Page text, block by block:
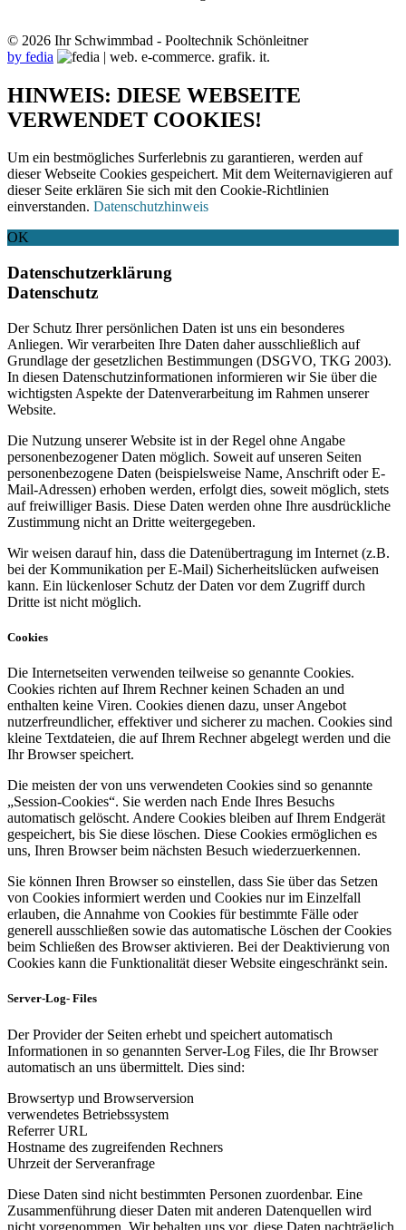
© 2026 Ihr Schwimmbad - Pooltechnik Schönleitner
by fedia
HINWEIS: DIESE WEBSEITE
VERWENDET COOKIES!
Um ein bestmögliches Surferlebnis zu garantieren, werden auf
dieser Webseite Cookies gespeichert. Mit dem Weiternavigieren auf
dieser Seite erklären Sie sich mit den Cookie-Richtlinien
einverstanden. Datenschutzhinweis
OK
Datenschutzerklärung
Datenschutz
Der Schutz Ihrer persönlichen Daten ist uns ein besonderes
Anliegen. Wir verarbeiten Ihre Daten daher ausschließlich auf
Grundlage der gesetzlichen Bestimmungen (DSGVO, TKG 2003).
In diesen Datenschutzinformationen informieren wir Sie über die
wichtigsten Aspekte der Datenverarbeitung im Rahmen unserer
Website.
Die Nutzung unserer Website ist in der Regel ohne Angabe
personenbezogener Daten möglich. Soweit auf unseren Seiten
personenbezogene Daten (beispielsweise Name, Anschrift oder E-
Mail-Adressen) erhoben werden, erfolgt dies, soweit möglich, stets
auf freiwilliger Basis. Diese Daten werden ohne Ihre ausdrückliche
Zustimmung nicht an Dritte weitergegeben.
Wir weisen darauf hin, dass die Datenübertragung im Internet (z.B.
bei der Kommunikation per E-Mail) Sicherheitslücken aufweisen
kann. Ein lückenloser Schutz der Daten vor dem Zugriff durch
Dritte ist nicht möglich.
Cookies
Die Internetseiten verwenden teilweise so genannte Cookies.
Cookies richten auf Ihrem Rechner keinen Schaden an und
enthalten keine Viren. Cookies dienen dazu, unser Angebot
nutzerfreundlicher, effektiver und sicherer zu machen. Cookies sind
kleine Textdateien, die auf Ihrem Rechner abgelegt werden und die
Ihr Browser speichert.
Die meisten der von uns verwendeten Cookies sind so genannte
„Session-Cookies“. Sie werden nach Ende Ihres Besuchs
automatisch gelöscht. Andere Cookies bleiben auf Ihrem Endgerät
gespeichert, bis Sie diese löschen. Diese Cookies ermöglichen es
uns, Ihren Browser beim nächsten Besuch wiederzuerkennen.
Sie können Ihren Browser so einstellen, dass Sie über das Setzen
von Cookies informiert werden und Cookies nur im Einzelfall
erlauben, die Annahme von Cookies für bestimmte Fälle oder
generell ausschließen sowie das automatische Löschen der Cookies
beim Schließen des Browser aktivieren. Bei der Deaktivierung von
Cookies kann die Funktionalität dieser Website eingeschränkt sein.
Server-Log- Files
Der Provider der Seiten erhebt und speichert automatisch
Informationen in so genannten Server-Log Files, die Ihr Browser
automatisch an uns übermittelt. Dies sind:
Browsertyp und Browserversion
verwendetes Betriebssystem
Referrer URL
Hostname des zugreifenden Rechners
Uhrzeit der Serveranfrage
Diese Daten sind nicht bestimmten Personen zuordenbar. Eine
Zusammenführung dieser Daten mit anderen Datenquellen wird
nicht vorgenommen. Wir behalten uns vor, diese Daten nachträglich